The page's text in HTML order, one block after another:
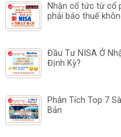
Nhận cổ tức từ cổ
phải báo thuế
Đầu Tư NISA Ở
Định Kỳ?
Phân Tích Top 7
Bản